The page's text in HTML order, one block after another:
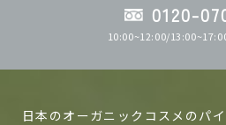
0120-
10:00~12:00/
日本のオーガニックコスメのパ